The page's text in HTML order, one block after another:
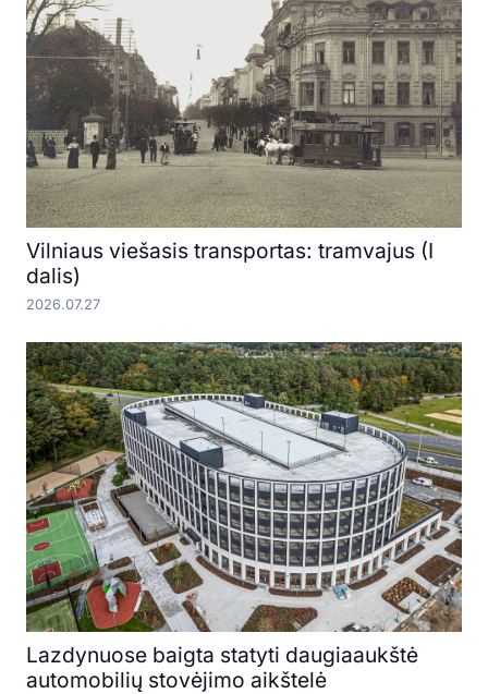
Vilniaus viešasis transportas: tramvajus (I
dalis)
2026.07.27
Lazdynuose baigta statyti daugiaaukštė
automobilių stovėjimo aikštelė